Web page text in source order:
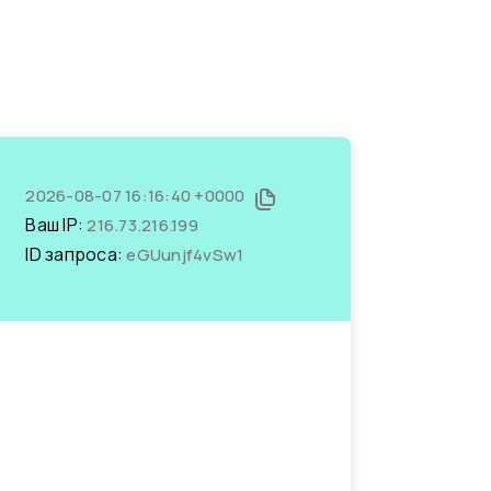
2026-08-07 16:16:40 +0000
Ваш IP:216.73.216.199
ID запроса:eGUunjf4vSw1